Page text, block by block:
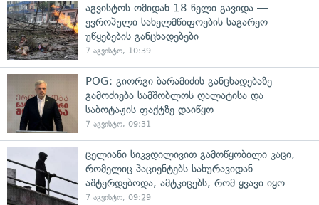
აგვისტოს ომიდან 18 წელი გავიდა —
ევროპული სახელმწიფოების საგარეო
უწყებების განცხადებები
7 აგვისტო, 10:39
POG: გიორგი ბარამიძის განცხადებაზე
გამოძიება სამშობლოს ღალატისა და
საბოტაჟის ფაქტზე დაიწყო
7 აგვისტო, 09:31
ცელიანი სიკვდილივით გამოწყობილი კაცი,
რომელიც პაციენტებს სახურავიდან
აშტერდებოდა, ამტკიცებს, რომ ყვავი იყო
7 აგვისტო, 09:29